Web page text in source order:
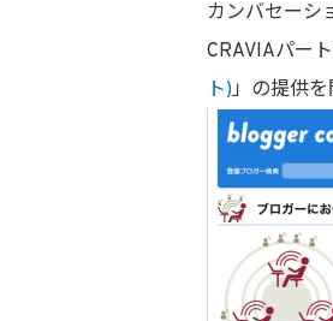
カンバセーシ
CRAVIAパー
ト)」の提供を